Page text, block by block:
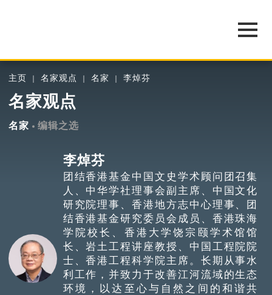
主页 名家观点 名家 李焯芬
名家观点
名家 编辑之选
李焯芬
团结香港基金中国文史学术顾问团召集
人、中华学社理事会副主席、中国文化
研究院理事、香港地方志中心理事、团
结香港基金研究委员会成员、香港珠海
学院校长、香港大学饶宗颐学术馆馆
长、岩土工程讲座教授、中国工程院院
士、香港工程科学院主席。长期从事水
利工作，并致力于改善江河流域的生态
环境，以达至心与自然之间的和谐共